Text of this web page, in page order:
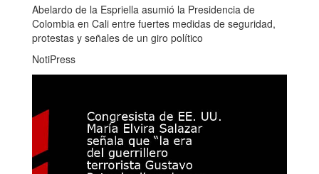
Abelardo de la Espriella asumió la Presidencia de
Colombia en Cali entre fuertes medidas de seguridad,
protestas y señales de un giro político
NotiPress